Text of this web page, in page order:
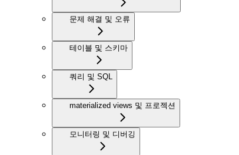
문제 해결 및 오류
테이블 및 스키마
쿼리 및 SQL
materialized views 및 프로젝션
모니터링 및 디버깅